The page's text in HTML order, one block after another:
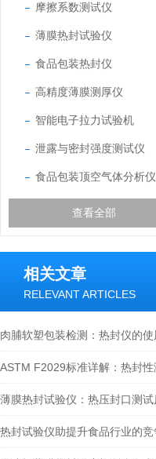
摩擦系数测试仪
薄膜热封试验仪
食品包装热封仪
高精度薄膜测厚仪
智能电子拉力试验机
泄露与密封强度测试仪
食品包装顶空气体分析仪
查看全部
相关文章
RELEVANT ARTICLES